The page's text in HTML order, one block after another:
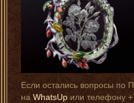
Если остались вопросы по
наWhatsUpили телефону